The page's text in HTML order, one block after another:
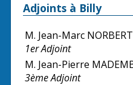
Adjoints à Billy
M. Jean-Marc NORBERT
1er Adjoint
M. Jean-Pierre
3ème Adjoint